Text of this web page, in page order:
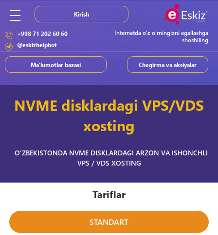
Internetda o‘z o‘rningizni egallashga
shoshiling
+998 71 202 60 60
@eskizhelpbot
Chegirma va aksiyalar
Ma’lumotlar bazasi
Kirish
NVME disklardagi VPS/VDS
xosting
O'ZBEKISTONDA NVME DISKLARDAGI ARZON VA ISHONCHLI
VPS / VDS XOSTING
Tariflar
STANDART